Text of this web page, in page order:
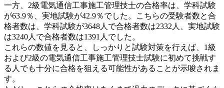
一方、2級電気通信工事施工管理技士の合格率は、学科試験
が63.9％、実地試験が42.9％でした。こちらの受験者数と合
格者数は、学科試験が3648人で合格者数は2332人、実地試験
は3240人で合格者数は1391人でした。
これらの数値を見ると、しっかりと試験対策を行えば、1級
および2級の電気通信工事施工管理技士試験に初めて挑戦す
る人でも十分に合格を狙える可能性があることが示唆されま
す。